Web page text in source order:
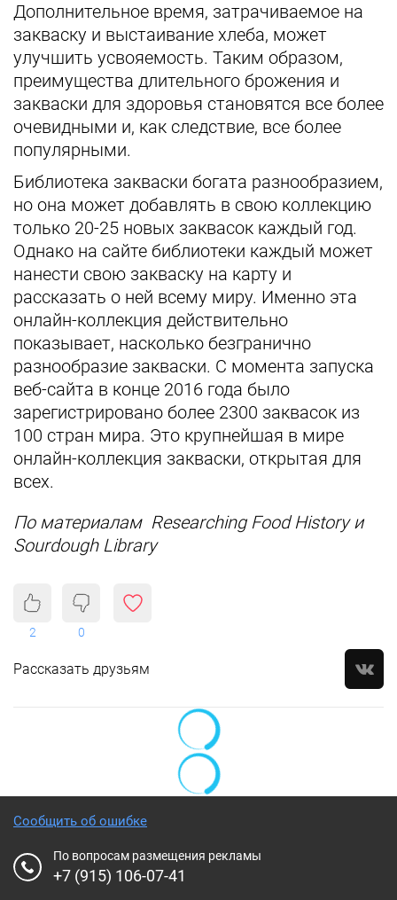
Дополнительное время, затрачиваемое на
закваску и выстаивание хлеба, может
улучшить усвояемость. Таким образом,
преимущества длительного брожения и
закваски для здоровья становятся все более
очевидными и, как следствие, все более
популярными.
Библиотека закваски богата разнообразием,
но она может добавлять в свою коллекцию
только 20-25 новых заквасок каждый год.
Однако на сайте библиотеки каждый может
нанести свою закваску на карту и
рассказать о ней всему миру. Именно эта
онлайн-коллекция действительно
показывает, насколько безгранично
разнообразие закваски. С момента запуска
веб-сайта в конце 2016 года было
зарегистрировано более 2300 заквасок из
100 стран мира. Это крупнейшая в мире
онлайн-коллекция закваски, открытая для
всех.
По материалам Researching Food History и
Sourdough Library
2 0
Рассказать друзьям
Сообщить об ошибке
По вопросам размещения рекламы
+7 (915) 106-07-41